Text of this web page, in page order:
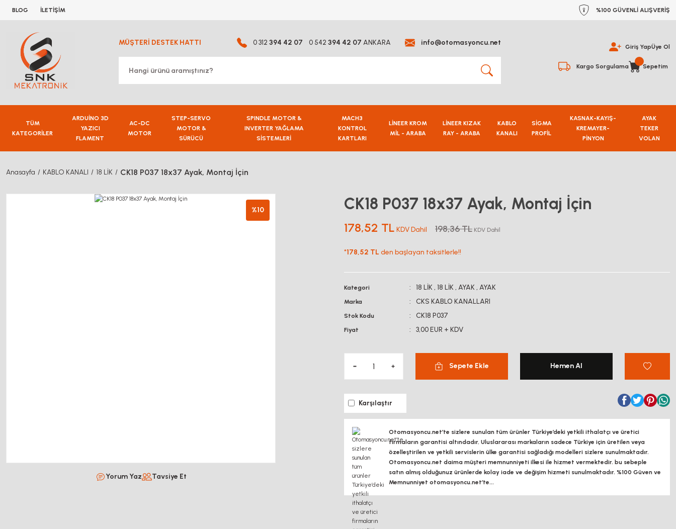
BLOG İLETİŞİM %100 GÜVENLİ ALIŞVERİŞ
MÜŞTERİ DESTEK HATTI 0 312 394 42 07 0 542 394 42 07 ANKARA info@otomasyoncu.net Giriş YapÜye Ol
Kargo Sorgulama Sepetim
TÜM
KATEGORİLER
ARDUİNO 3D
YAZICI
FLAMENT
AC-DC
MOTOR
STEP-SERVO
MOTOR &
SÜRÜCÜ
SPINDLE MOTOR &
INVERTER YAĞLAMA
SİSTEMLERİ
MACH3
KONTROL
KARTLARI
LİNEER KROM
MİL - ARABA
LİNEER KIZAK
RAY - ARABA
KABLO
KANALI
SİGMA
PROFİL
KASNAK-KAYIŞ-
KREMAYER-
PİNYON
AYAK
TEKER
VOLAN
Anasayfa KABLO KANALI 18 LİK CK18 P037 18x37 Ayak, Montaj İçin
%10
Yorum Yaz Tavsiye Et
CK18 P037 18x37 Ayak, Montaj İçin
178,52 TL KDV Dahil 198,36 TL KDV Dahil
*178,52 TL den başlayan taksitlerle!!
Kategori 18 LİK , 18 LİK , AYAK , AYAK
Marka CKS KABLO KANALLARI
Stok Kodu CK18 P037
Fiyat 3,00 EUR + KDV
Sepete Ekle Hemen Al
Karşılaştır
Otomasyoncu.net’te sizlere sunulan tüm ürünler Türkiye’deki yetkili ithalatçı ve üretici
firmaların garantisi altındadır, Uluslararası markaların sadece Türkiye için üretilen veya
özelleştirilen ve yetkili servislerin ülke garantisi sağladığı modelleri sizlere sunulmaktadır.
Otomasyoncu.net daima müşteri memnunniyeti ilkesi ile hizmet vermektedir. bu sebeple
satın almış olduğunuz ürünlerde kolay iade ve değişim hizmeti sunulmaktadır. %100 Güven ve
Memnunniyet otomasyoncu.net’te...